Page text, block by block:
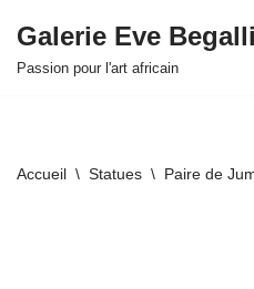
Aller
Galerie Eve Begalli
Passion pour l'art africain
Accueil \ Statues \ Paire de